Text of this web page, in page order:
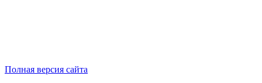
Полная версия сайта